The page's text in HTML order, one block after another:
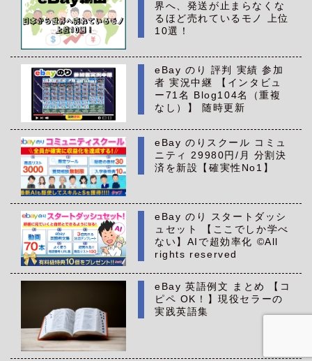
界へ、発送が止まらなくな
るほど売れているモノ 上位
10選！
eBay のり 評判 実績 参加
者 実況中継 【インタビュ
ー71名 Blog104名（重複
なし）】 随時更新
eBay のりスクール コミュ
ニティ 29980円/月 分割決
済を新設【確実性No1】
eBay のり スタートダッシ
ュセット 【ここでしか学べ
ない】AIで超効率化 ©All
rights reserved
eBay 英語例文 まとめ 【コ
ピペ OK！】現役セラーの
実践英語集